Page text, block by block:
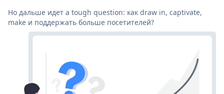
Но дальше идет a tough question: как draw in, captivate,
make и поддержать больше посетителей?